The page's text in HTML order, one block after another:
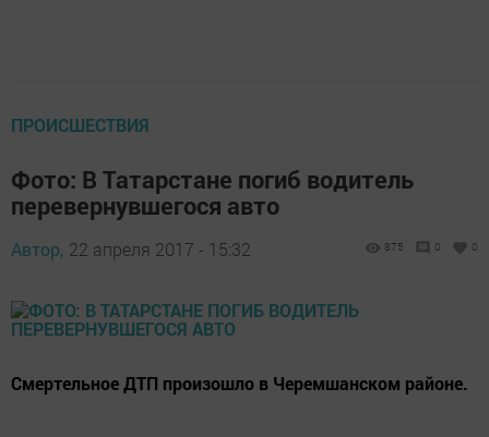
ПРОИСШЕСТВИЯ
Фото: В Татарстане погиб водитель
перевернувшегося авто
Автор, 22 апреля 2017 - 15:32 875 0 0
Смертельное ДТП произошло в Черемшанском районе.